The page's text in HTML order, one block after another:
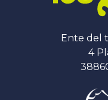
Ente del
4